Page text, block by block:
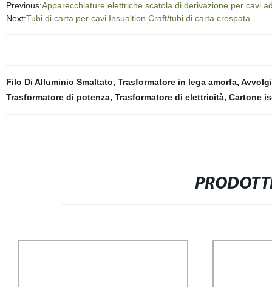
Previous:Apparecchiature elettriche scatola di derivazione per cavi
Next:Tubi di carta per cavi Insualtion Craft/tubi di carta crespata
Filo Di Alluminio Smaltato, Trasformatore in lega amorfa,
Trasformatore di potenza, Trasformatore di elettricità, Cartone